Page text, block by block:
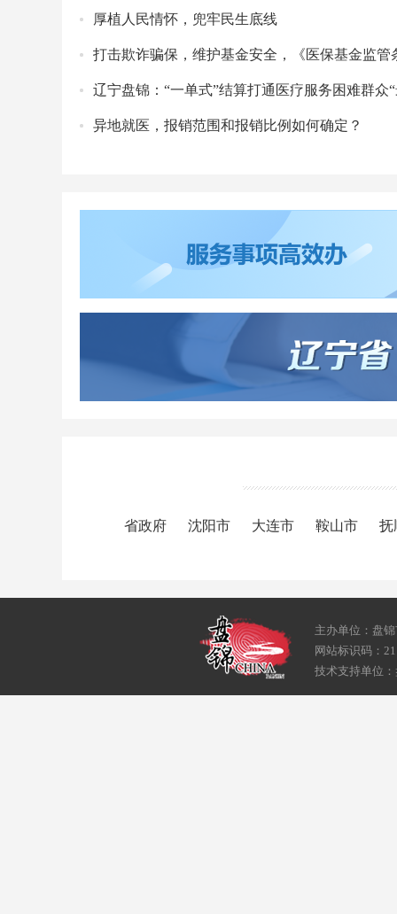
厚植人民情怀，兜牢民生底线
异地就医，报销范围和报销比例如何确定？
省政府 沈阳市 大连市 鞍山市 抚
主办单位：盘
网站标识码：
技术支持单位